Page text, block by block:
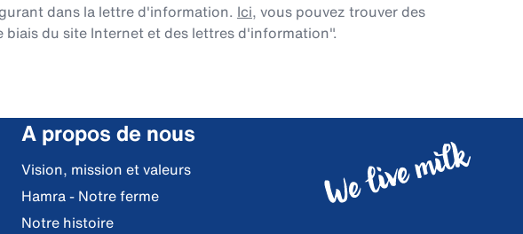
dans la lettre d'information. Ici, vous pouvez trouver des
du site Internet et des lettres d'information".
A propos de nous
Vision, mission et valeurs
Hamra - Notre ferme
Notre histoire